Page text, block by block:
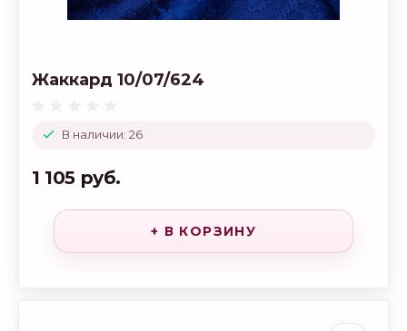
В наличии: 26
Жаккард 10/07/624
1 105 руб.
+ В КОРЗИНУ